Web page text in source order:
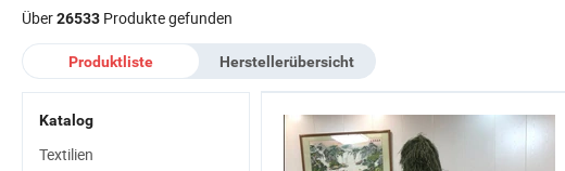
Über26533 Produkte gefunden
Produktliste Herstellerübersicht
Katalog
Textilien